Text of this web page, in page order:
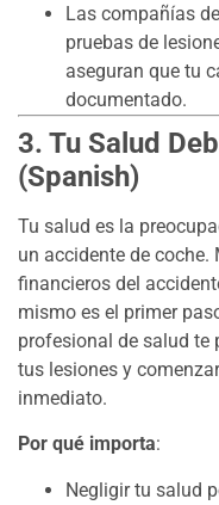
Las compañías
pruebas de
aseguran que tu
documentado.
3. Tu Salud
(Spanish)
Tu salud es la
un accidente de
financieros del
mismo es el primer
profesional de salud te
tus lesiones y
inmediato.
Por qué importa:
Negligir tu salud